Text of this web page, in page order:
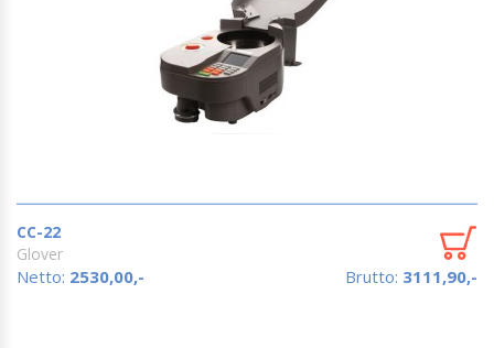
CC-22
Glover
Netto: 2530,00,- Brutto: 3111,90,-